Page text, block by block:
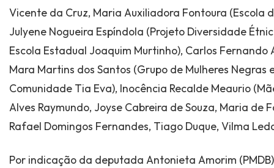
Vicente da Cruz, Maria Auxiliadora Fontoura (Escola
Julyene Nogueira Espíndola (Projeto Diversidade
Escola Estadual Joaquim Murtinho), Carlos Fernando
Mara Martins dos Santos (Grupo de Mulheres Negras
Comunidade Tia Eva), Inocência Recalde Meaurio
Alves Raymundo, Joyse Cabreira de Souza, Maria de
Rafael Domingos Fernandes, Tiago Duque, Vilma
Por indicação da deputada Antonieta Amorim